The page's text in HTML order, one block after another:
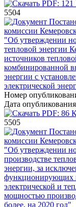
PDF:
5504
комиссии
"Об утверждении
тепловой энергии
источников
комбинированной
энергии с
электрической
Номер
Дата
PDF: 86
5505
комиссии
"Об утверждении
производстве
энергии, за
функционирующих
электрической и
мощностью
более, на 2020 год"